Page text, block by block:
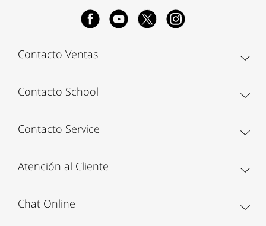
Contacto Ventas
Contacto School
Contacto Service
Atención al Cliente
Chat Online